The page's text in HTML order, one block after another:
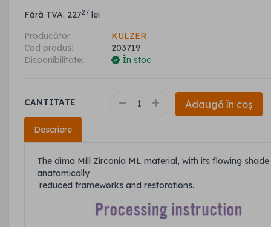
Fără TVA: 22727 lei
Producător:
KULZER
Cod produs:
203719
Disponibilitate:
În stoc
CANTITATE Adaugă în coș
Descriere
The dima Mill Zirconia ML material, with its flowing
anatomically
reduced frameworks and restorations.